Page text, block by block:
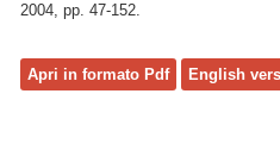
2004, pp. 47-152.
Apri in formato Pdf English